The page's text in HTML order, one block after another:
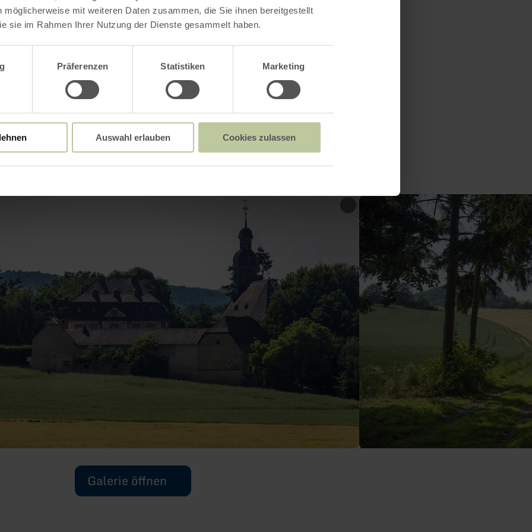
möglicherweise mit weiteren Daten zusammen, die Sie ihnen bereitgestellt
sie im Rahmen Ihrer Nutzung der Dienste gesammelt haben.
Präferenzen Statistiken Marketing
Auswahl erlauben Cookies zulassen
Radwege erhält man Anschluß an den
Impressionen
Galerie öffnen